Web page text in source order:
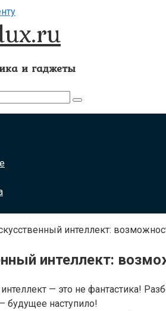
и гаджеты
интеллект:
интеллект:
— это не фантастика!
будущее наступило!